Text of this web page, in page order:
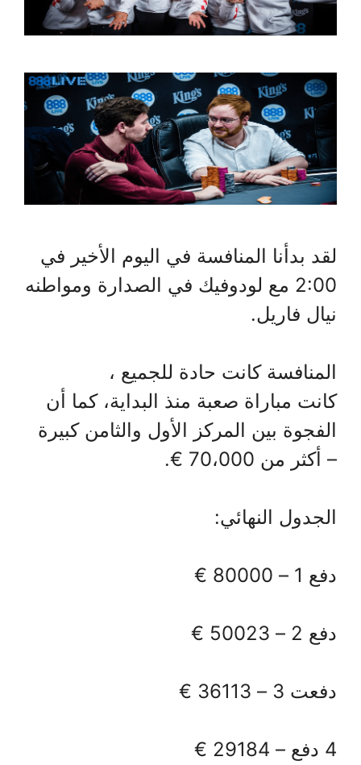
لقد بدأنا المنافسة في اليوم الأخير في
2:00 مع لودوفيك في الصدارة ومواطنه
نيال فاريل.
المنافسة كانت حادة للجميع ،
كانت مباراة صعبة منذ البداية، كما أن
الفجوة بين المركز الأول والثامن كبيرة
– أكثر من 70،000 €.
الجدول النهائي:
دفع 1 – 80000 €
دفع 2 – 50023 €
دفعت 3 – 36113 €
4 دفع – 29184 €